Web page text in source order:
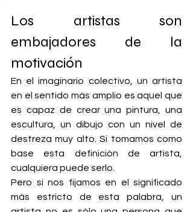
Los artistas son
embajadores de la
motivación
En el imaginario colectivo, un artista
en el sentido más amplio es aquel que
es capaz de crear una pintura, una
escultura, un dibujo con un nivel de
destreza muy alto. Si tomamos como
base esta definición de artista,
cualquiera puede serlo.
Pero si nos fijamos en el significado
más estricto de esta palabra, un